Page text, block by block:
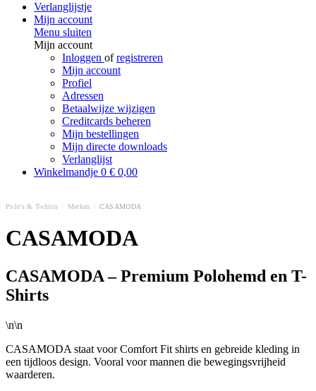
Verlanglijstje
Mijn account
Menu sluiten
Mijn account
Inloggen ofregistreren
Mijn account
Profiel
Adressen
Betaalwijze wijzigen
Creditcards beheren
Mijn bestellingen
Mijn directe downloads
Verlanglijst
Winkelmandje 0 € 0,00
Polo's & T-shirts Merken CASAMODA
CASAMODA
CASAMODA – Premium Polohemd en T-
Shirts
\n\n
CASAMODA staat voor Comfort Fit shirts en gebreide kleding in
een tijdloos design. Vooral voor mannen die bewegingsvrijheid
waarderen.